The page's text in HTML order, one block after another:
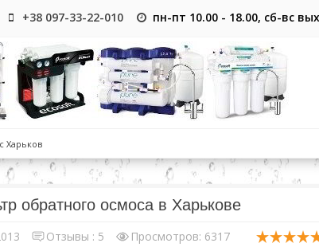
+38 097-33-22-010 пн-пт 10.00 - 18.00, сб-вс
Харьков
обратного осмоса в Харькове
Отзывы : 5 Просмотров: 6317